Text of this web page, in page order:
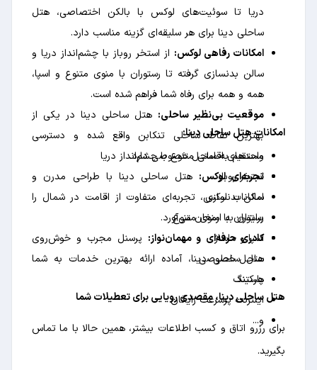
دریا تا سوئیت‌های لوکس با بالکن اختصاصی، هتل
ساحلی دینا برای هر سلیقه‌ای گزینه مناسب دارد.
امکانات رفاهی لوکس: از استخر روباز با چشم‌انداز دریا و
سالن بدنسازی گرفته تا رستوران با منوی متنوع و اسپا،
همه و همه برای رفاه شما فراهم شده است.
موقعیت بی‌نظیر ساحلی: هتل ساحلی دینا در یکی از
بهترین نقاط ساحلی تنکابن واقع شده و دسترسی
مستقیم به ساحل خصوصی دارد.
تجربه‌ای لوکس: هتل ساحلی دینا با طراحی مدرن و
امکانات لوکس، تجربه‌ای متفاوت از اقامت در شمال را
برایتان به ارمغان می‌آورد.
کادری حرفه‌ای و مهمان‌نواز: پرسنل مجرب و خوش‌روی
هتل ساحلی دینا، آماده ارائه بهترین خدمات به شما
هستند.
امکانات هتل ساحلی دینا:
واحدهای اقامتی متنوع با چشم‌انداز دریا
استخر روباز
سالن بدنسازی
رستوران با منوی متنوع
اسپا و ماساژ
ساحل خصوصی
پارکینگ
اینترنت پرسرعت رایگان
و...
هتل ساحلی دینا، مقصدی رویایی برای تعطیلات شما
برای رزرو اتاق و کسب اطلاعات بیشتر، همین حالا با ما تماس
بگیرید.